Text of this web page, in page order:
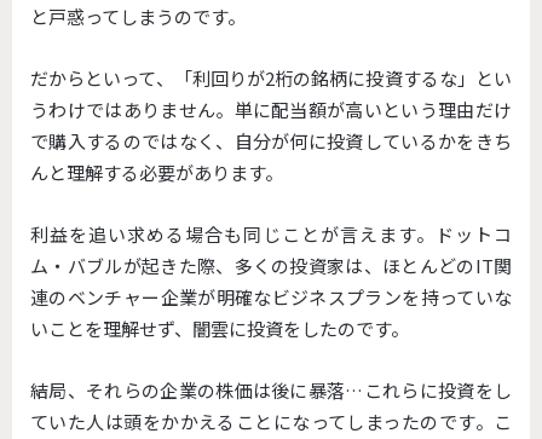
と戸惑ってしまうのです。
だからといって、「利回りが2桁の銘柄に投資するな」とい
うわけではありません。単に配当額が高いという理由だけ
で購入するのではなく、自分が何に投資しているかをきち
んと理解する必要があります。
利益を追い求める場合も同じことが言えます。ドットコ
ム・バブルが起きた際、多くの投資家は、ほとんどのIT関
連のベンチャー企業が明確なビジネスプランを持っていな
いことを理解せず、闇雲に投資をしたのです。
結局、それらの企業の株価は後に暴落…これらに投資をし
ていた人は頭をかかえることになってしまったのです。こ